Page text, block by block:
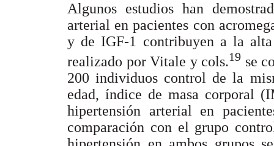
Algunos estudios han
arterial en pacientes con
y de IGF-1 contribuyen a la
realizado por Vitale y cols.19 se
200 individuos control de la
edad, índice de masa corporal
hipertensión arterial en
comparación con el grupo